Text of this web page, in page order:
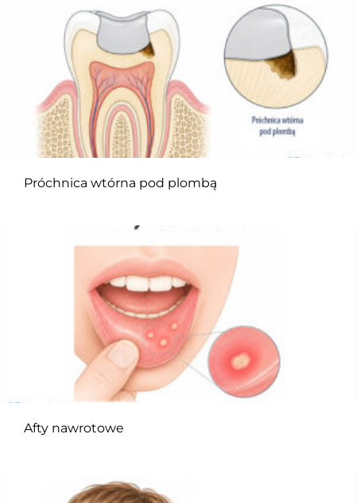
Próchnica wtórna pod plombą
Afty nawrotowe